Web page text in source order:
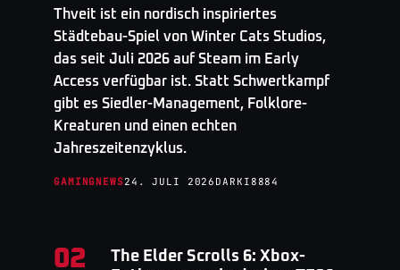
Thveit ist ein nordisch inspiriertes
Städtebau-Spiel von Winter Cats Studios,
das seit Juli 2026 auf Steam im Early
Access verfügbar ist. Statt Schwertkampf
gibt es Siedler-Management, Folklore-
Kreaturen und einen echten
Jahreszeitenzyklus.
GAMINGNEWS24. JULI 2026 DARKI8884
02
The Elder Scrolls 6: Xbox-